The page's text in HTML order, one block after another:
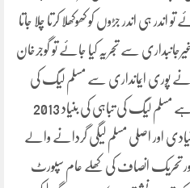
ہی اندر جڑوں کو کھوکھلا کرتا چلا جاتا
سے تجریہ کیا جائے تو گوجرخان
نے پوری ایمانداری سے مسلم لیگ کی
تباہی اور بربادی کا فریضہ سرانجام دیا ہے مسلم لیگ کی تباہی کی بنیاد 2013
اور اصلی مسلم لیگی گردانے والے
اور تحریک انصاف کی کھلے عام سپورٹ